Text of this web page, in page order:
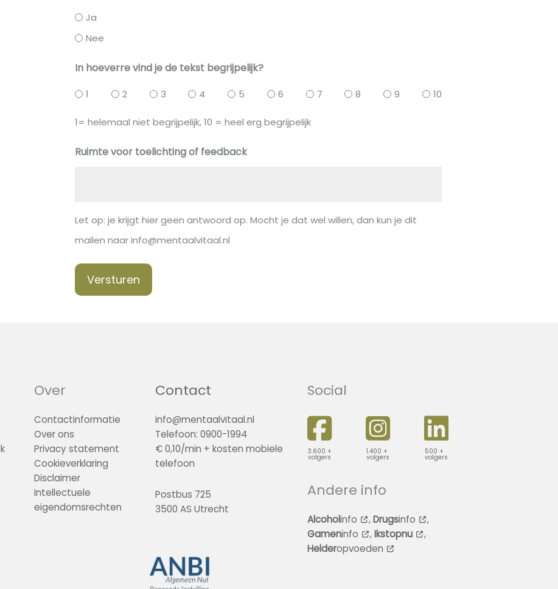
Ja
Nee
In hoeverre vind je de tekst begrijpelijk?
1 2 3 4 5 6 7 8 9 10
1= helemaal niet begrijpelijk, 10 = heel erg begrijpelijk
Ruimte voor toelichting of feedback
Let op: je krijgt hier geen antwoord op. Mocht je dat wel willen, dan kun je dit
mailen naar info@mentaalvitaal.nl
Versturen
Over
Contactinformatie
Over ons
Privacy statement
Cookieverklaring
Disclaimer
Intellectuele
eigendomsrechten
Contact
info@mentaalvitaal.nl
Telefoon: 0900-1994
€ 0,10/min + kosten mobiele
telefoon
Postbus 725
3500 AS Utrecht
Social
3.600 +
volgers
1.400 +
volgers
500 +
volgers
Andere info
Alcoholinfo ,Drugsinfo
,
Gameninfo ,Ikstopnu
,
Helderopvoeden